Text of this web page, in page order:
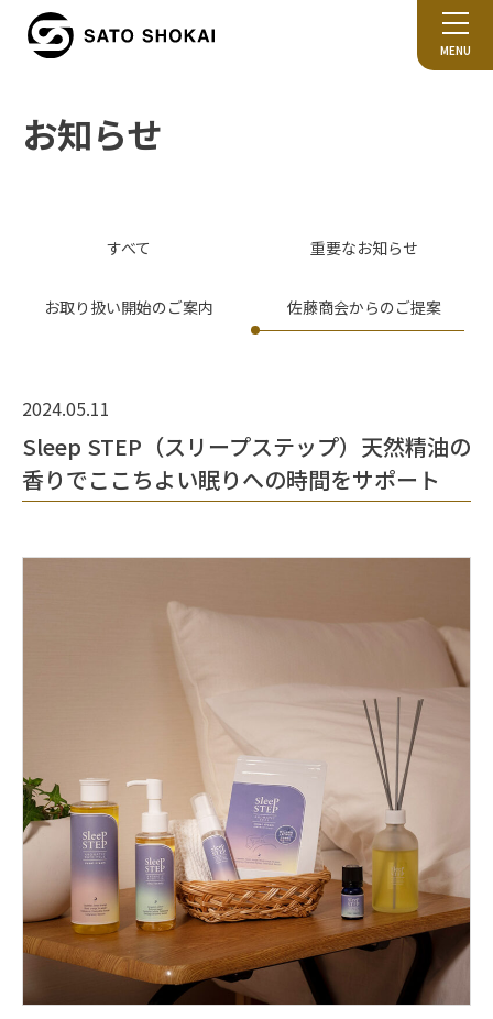
MENU
お知らせ
すべて 重要なお知らせ
お取り扱い開始のご案内 佐藤商会からのご提案
2024.05.11
Sleep STEP（スリープステップ）天然精油の
香りでここちよい眠りへの時間をサポート